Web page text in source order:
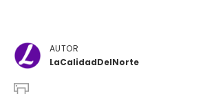
AUTOR
LaCalidadDelNorte